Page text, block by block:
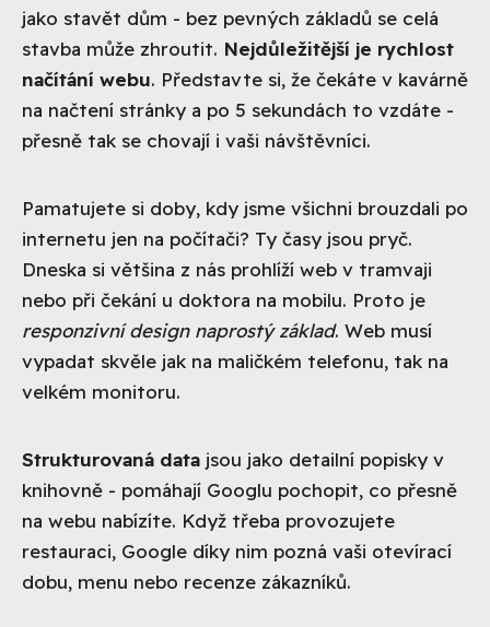
jako stavět dům - bez pevných základů se celá
stavba může zhroutit. Nejdůležitější je rychlost
načítání webu. Představte si, že čekáte v kavárně
na načtení stránky a po 5 sekundách to vzdáte -
přesně tak se chovají i vaši návštěvníci.
Pamatujete si doby, kdy jsme všichni brouzdali po
internetu jen na počítači? Ty časy jsou pryč.
Dneska si většina z nás prohlíží web v tramvaji
nebo při čekání u doktora na mobilu. Proto je
responzivní design naprostý základ. Web musí
vypadat skvěle jak na maličkém telefonu, tak na
velkém monitoru.
Strukturovaná data jsou jako detailní popisky v
knihovně - pomáhají Googlu pochopit, co přesně
na webu nabízíte. Když třeba provozujete
restauraci, Google díky nim pozná vaši otevírací
dobu, menu nebo recenze zákazníků.